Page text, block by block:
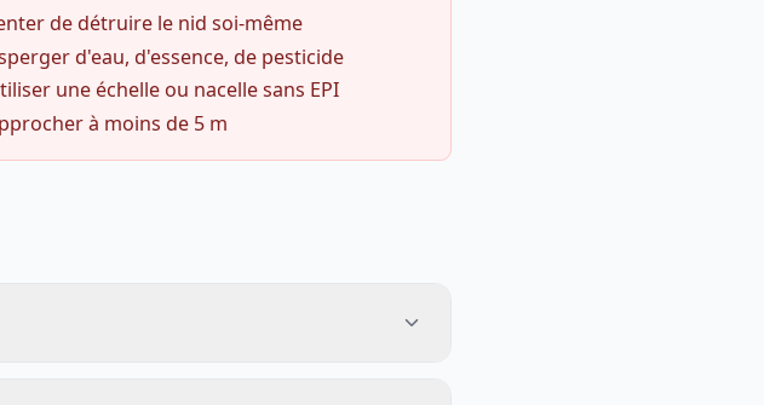
de détruire le nid soi-même
d'eau, d'essence, de pesticide
une échelle ou nacelle sans EPI
à moins de 5 m